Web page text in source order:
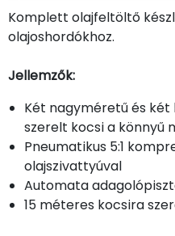
Komplett olajfeltöltő
olajoshordókhoz.
Jellemzők:
Két nagyméretű és
szerelt kocsi a könnyű
Pneumatikus 5:1
olajszivattyúval
Automata
15 méteres kocsira